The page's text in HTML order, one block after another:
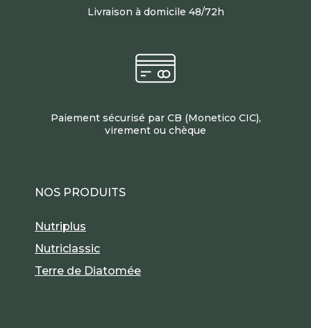
Livraison à domicile 48/72h
Paiement sécurisé par CB (Monetico CIC),
virement ou chèque
NOS PRODUITS
Nutriplus
Nutriclassic
Terre de Diatomée